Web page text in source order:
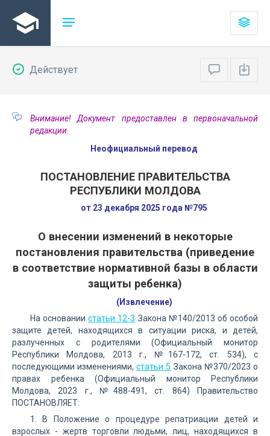
Действует
Внимание! Документ предоставлен в первоначальной
редакции.
Неофициальный перевод
ПОСТАНОВЛЕНИЕ ПРАВИТЕЛЬСТВА
РЕСПУБЛИКИ МОЛДОВА
от 23 декабря 2025 года №795
О внесении изменений в некоторые
постановления правительства (приведение
в соответствие нормативной базы в области
защиты ребенка)
(Извлечение)
На основаниистатьи 12-3 Закона №140/2013 об особой
защите детей, находящихся в ситуации риска, и детей,
разлученных с родителями (Официальный монитор
Республики Молдова, 2013 г., №167-172, ст. 534), с
последующими изменениями,статьи 5 Закона №370/2023 о
правах ребенка (Официальный монитор Республики
Молдова, 2023 г., №488-491, ст. 864) Правительство
ПОСТАНОВЛЯЕТ:
1. В Положение о процедуре репатриации детей и
взрослых - жертв торговли людьми, лиц, находящихся в